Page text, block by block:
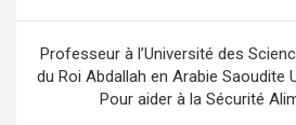
l’article
Professeur à l’Université des
du Roi Abdallah en Arabie Saoudite
Pour aider à la Sécurité